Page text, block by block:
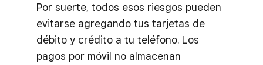
Por suerte, todos esos riesgos pueden
evitarse agregando tus tarjetas de
débito y crédito a tu teléfono. Los
pagos por móvil no almacenan